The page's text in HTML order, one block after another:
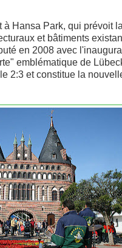
à Hansa Park, qui prévoit
et bâtiments
en 2008 avec
emblématique de
2:3 et constitue la